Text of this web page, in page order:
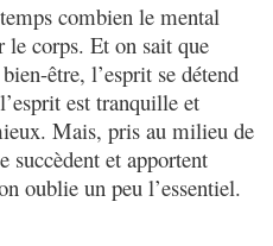
combien le mental
le corps. Et on sait que
être, l’esprit se détend
est tranquille et
Mais, pris au milieu de
succèdent et apportent
oublie un peu l’essentiel.